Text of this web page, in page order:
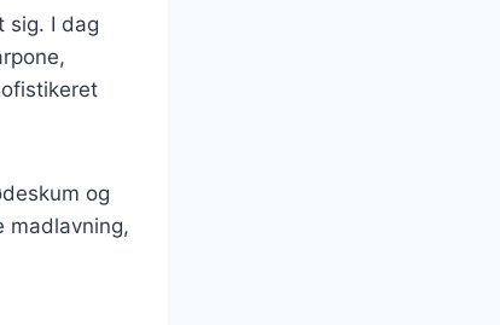
sig. I dag
og
madlavning,